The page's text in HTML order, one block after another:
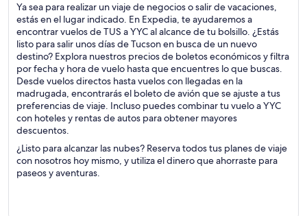
Ya sea para realizar un viaje de negocios o salir de vacaciones,
estás en el lugar indicado. En Expedia, te ayudaremos a
encontrar vuelos de TUS a YYC al alcance de tu bolsillo. ¿Estás
listo para salir unos días de Tucson en busca de un nuevo
destino? Explora nuestros precios de boletos económicos y filtra
por fecha y hora de vuelo hasta que encuentres lo que buscas.
Desde vuelos directos hasta vuelos con llegadas en la
madrugada, encontrarás el boleto de avión que se ajuste a tus
preferencias de viaje. Incluso puedes combinar tu vuelo a YYC
con hoteles y rentas de autos para obtener mayores
descuentos.
¿Listo para alcanzar las nubes? Reserva todos tus planes de viaje
con nosotros hoy mismo, y utiliza el dinero que ahorraste para
paseos y aventuras.